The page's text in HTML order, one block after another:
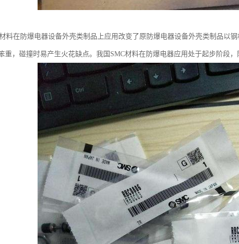
料在防爆电器设备外壳类制品上应用改变了原防爆电器设备外壳类制品以
重，碰撞时易产生火花缺点。我国SMC材料在防爆电器应用处于起步阶段，